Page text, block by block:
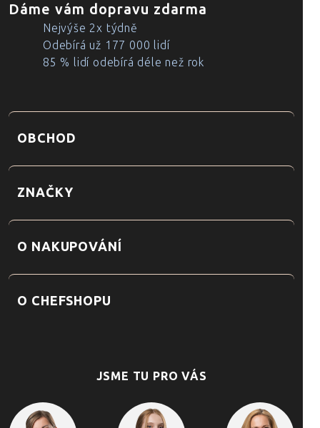
Dáme vám dopravu zdarma
Nejvýše 2x týdně
Odebírá už 177 000 lidí
85 % lidí odebírá déle než rok
OBCHOD
ZNAČKY
O NAKUPOVÁNÍ
O CHEFSHOPU
JSME TU PRO VÁS